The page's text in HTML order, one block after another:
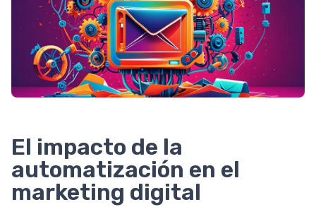
El impacto de la
automatización en el
marketing digital